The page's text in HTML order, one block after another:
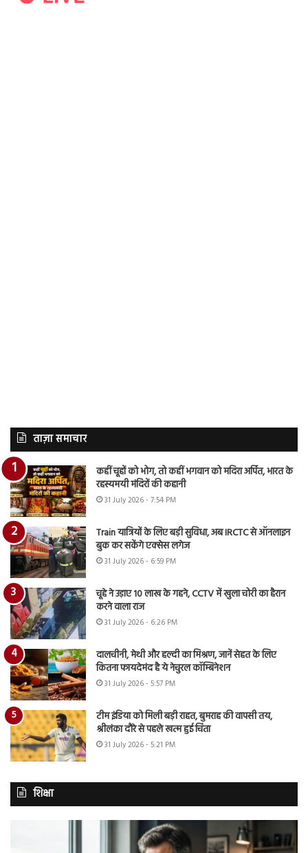
ताज़ा समाचार
कहीं चूहों को भोग, तो कहीं भगवान को मदिरा अर्पित, भारत के
रहस्यमयी मंदिरों की कहानी
31 July 2026 - 7:54 PM
Train यात्रियों के लिए बड़ी सुविधा, अब IRCTC से ऑनलाइन
बुक कर सकेंगे एक्सेस लगेज
31 July 2026 - 6:59 PM
चूहे ने उड़ाए 10 लाख के गहने, CCTV में खुला चोरी का हैरान
करने वाला राज
31 July 2026 - 6:26 PM
दालचीनी, मेथी और हल्दी का मिश्रण, जानें सेहत के लिए
कितना फायदेमंद है ये नेचुरल कॉम्बिनेशन
31 July 2026 - 5:57 PM
टीम इंडिया को मिली बड़ी राहत, बुमराह की वापसी तय,
श्रीलंका दौरे से पहले खत्म हुई चिंता
31 July 2026 - 5:21 PM
शिक्षा